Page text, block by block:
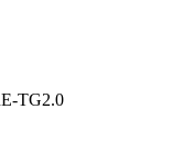
TG2.0